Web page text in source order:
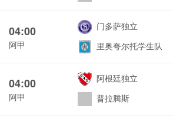
04:00
阿甲
门多萨独立
里奥夸尔托学生队
04:00
阿甲
阿根廷独立
普拉腾斯